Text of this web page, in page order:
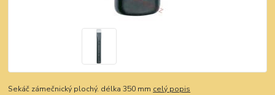
Sekáč zámečnický plochý. délka 350 mm celý popis